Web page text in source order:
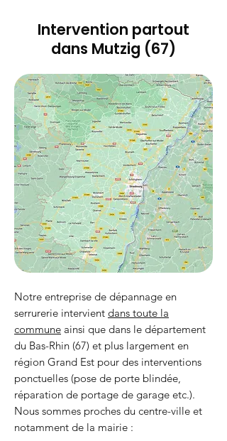
Intervention partout
dans Mutzig (67)
Notre entreprise de dépannage en
serrurerie intervient dans toute la
commune ainsi que dans le département
du Bas-Rhin (67) et plus largement en
région Grand Est pour des interventions
ponctuelles (pose de porte blindée,
réparation de portage de garage etc.).
Nous sommes proches du centre-ville et
notamment de la mairie :